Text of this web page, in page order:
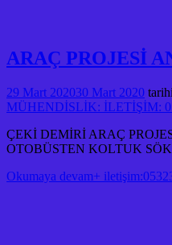
ARAÇ PROJESİ
29 Mart 202030 Mart 2020
MÜHENDİSLİK: İLETİŞİM:
ÇEKİ DEMİRİ ARAÇ
OTOBÜSTEN KOLTUK
Okumaya devam+